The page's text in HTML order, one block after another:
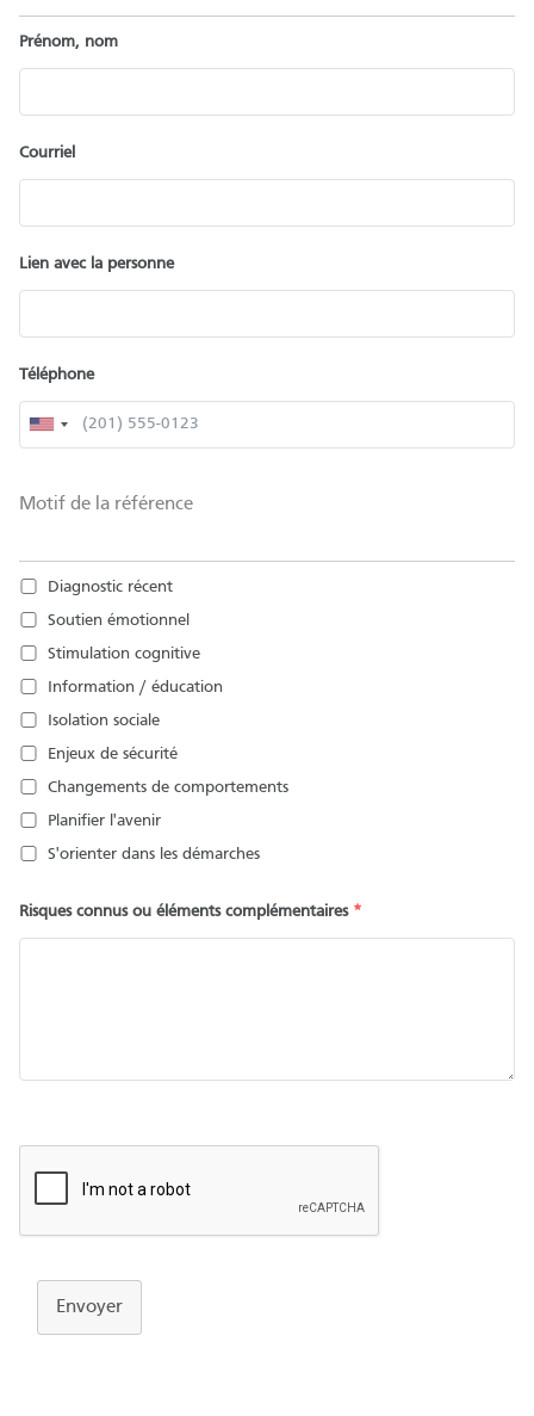
Prénom, nom
Courriel
Lien avec la personne
Téléphone
Motif de la référence
Diagnostic récent
Soutien émotionnel
Stimulation cognitive
Information / éducation
Isolation sociale
Enjeux de sécurité
Changements de comportements
Planifier l'avenir
S'orienter dans les démarches
Risques connus ou éléments complémentaires *
Envoyer